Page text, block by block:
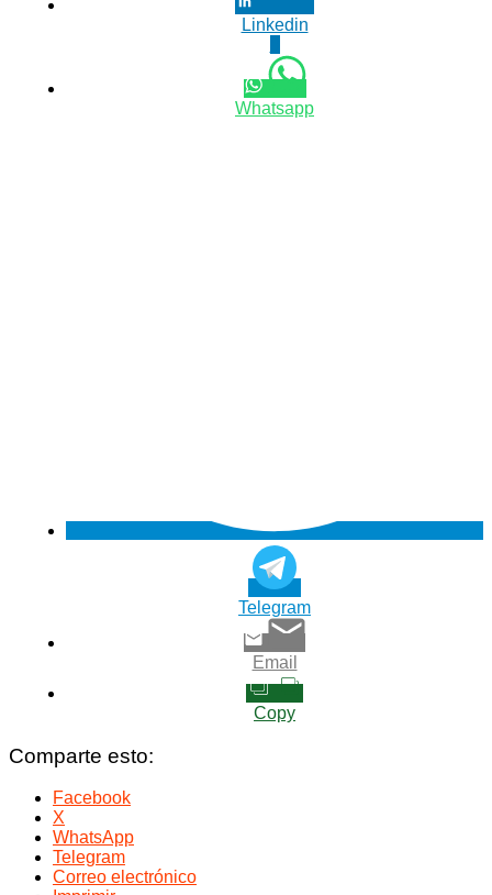
Linkedin
Whatsapp
Telegram
Email
Copy
Comparte esto:
Facebook
X
WhatsApp
Telegram
Correo electrónico